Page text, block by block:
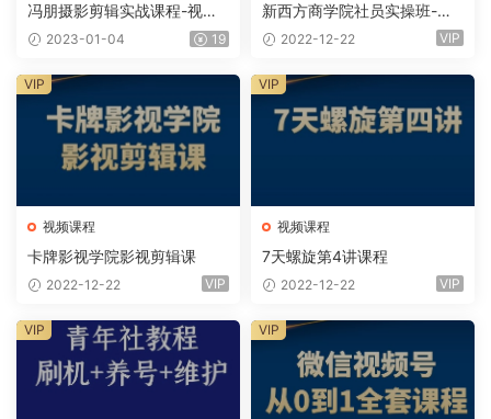
冯朋摄影剪辑实战课程-视频
课程2023-01-04 19
新西方商学院社员实操班-抖
音实操课程
2022-12-22 VIP
视频课程
卡牌影视学院影视剪辑课
2022-12-22 VIP
VIP
视频课程
7天螺旋第4讲课程
2022-12-22 VIP
VIP
VIP VIP